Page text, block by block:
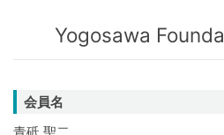
Yogosawa
会員名